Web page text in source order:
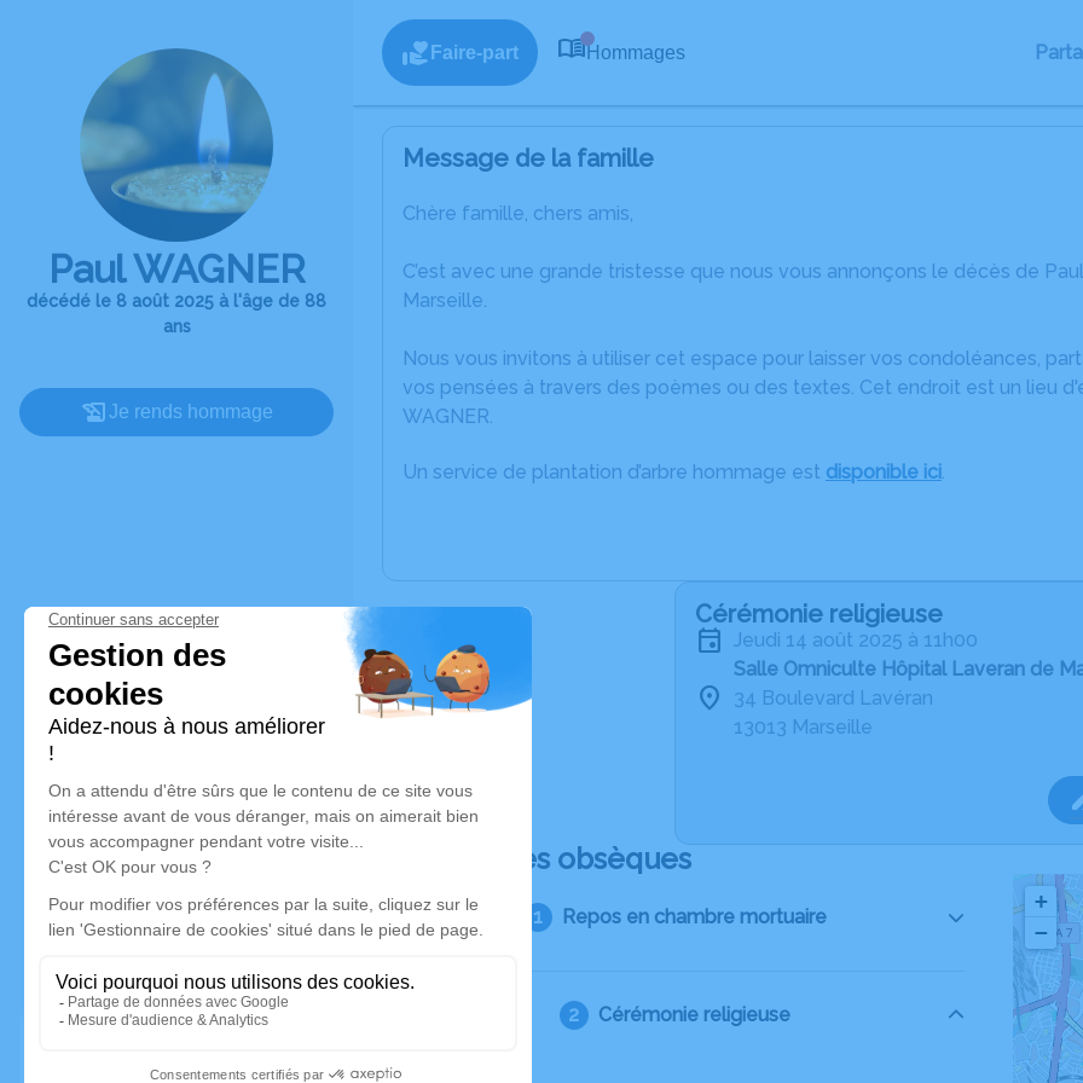
Paul WAGNER
décédé le 8 août 2025 à l'âge de 88
ans
Je rends hommage
Faire-part Hommages
Message de la famille
Chère famille, chers amis,
C’est avec une grande tristesse que nous vous annonçons le décès de
Marseille.
Nous vous invitons à utiliser cet espace pour laisser vos condoléances,
vos pensées à travers des poèmes ou des textes. Cet endroit est un lieu
WAGNER.
Un service de plantation d’arbre hommage est disponible ici.
Cérémonie religieuse
jeudi 14 août 2025 à 11h00
Salle Omniculte Hôpital Laveran de
34 Boulevard Lavéran
13013 Marseille
Déroulé des obsèques
Repos en chambre mortuaire
Cérémonie religieuse
+
−